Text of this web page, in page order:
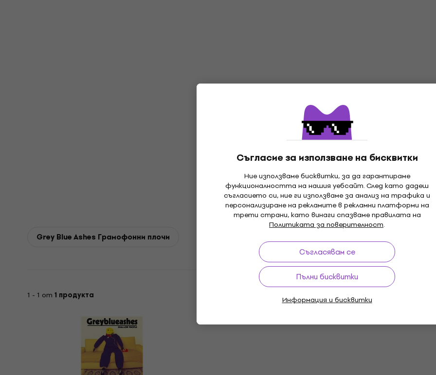
Съгласие за използване на бисквитки
Ние използваме бисквитки, за да гарантираме
функционалността на нашия уебсайт. След като дадеш
съгласието си, ние ги използваме за анализ на трафика и
персонализиране на рекламите в рекламни платформи на
трети страни, като винаги спазваме правилата на
Политиката за поверителност.
Съгласявам се
Пълни бисквитки
Информация и бисквитки
Grey Blue Ashes Грамофонни плочи
1 - 1 от 1 продукта